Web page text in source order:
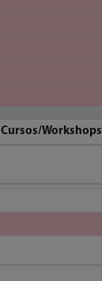
Cursos/Workshops